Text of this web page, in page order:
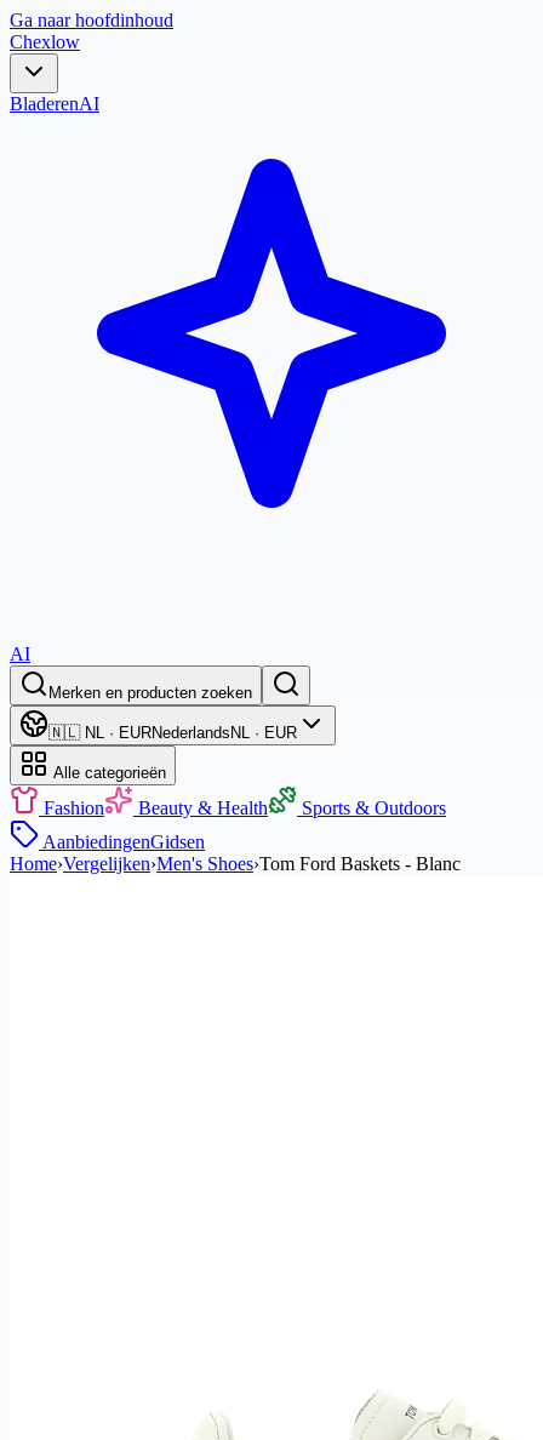
Ga naar hoofdinhoud
Chexlow
BladerenAI
AI
Merken en producten zoeken
🇳🇱 NL · EURNederlands NL · EUR
Alle categorieën
Fashion Beauty & Health
Sports & Outdoors
AanbiedingenGidsen
Home›Vergelijken›Men's Shoes›Tom Ford Baskets - Blanc